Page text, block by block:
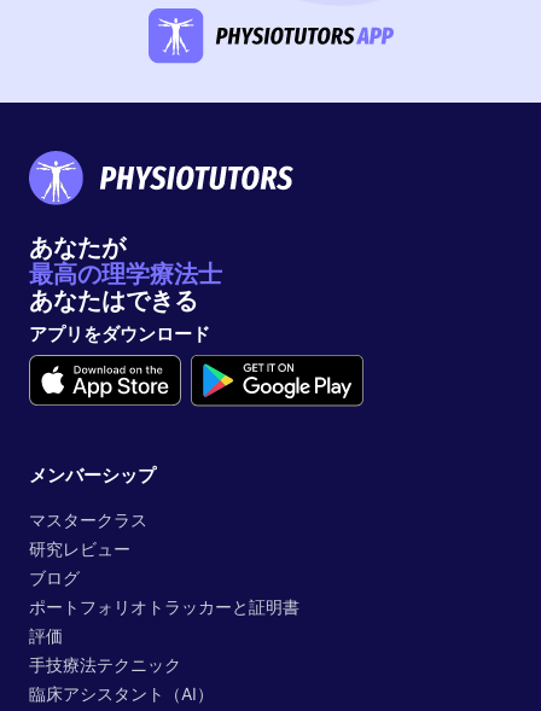
あなたが
最高の理学療法士
あなたはできる
アプリをダウンロード
メンバーシップ
マスタークラス
研究レビュー
ブログ
ポートフォリオトラッカーと証明書
評価
手技療法テクニック
臨床アシスタント（AI）